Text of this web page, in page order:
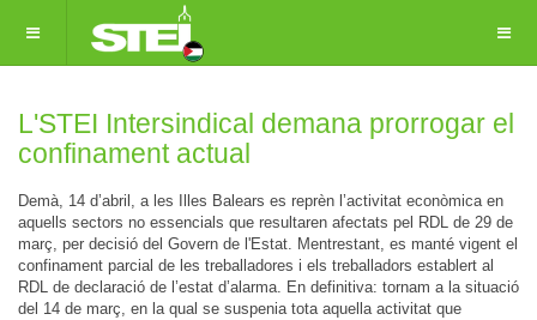
L'STEI Intersindical demana prorrogar el
confinament actual
Demà, 14 d’abril, a les Illes Balears es reprèn l’activitat econòmica en
aquells sectors no essencials que resultaren afectats pel RDL de 29 de
març, per decisió del Govern de l'Estat. Mentrestant, es manté vigent el
confinament parcial de les treballadores i els treballadors establert al
RDL de declaració de l’estat d’alarma. En definitiva: tornam a la situació
del 14 de març, en la qual se suspenia tota aquella activitat que